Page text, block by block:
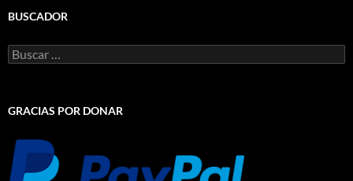
BUSCADOR
Buscar:
GRACIAS POR DONAR